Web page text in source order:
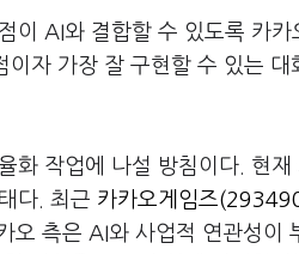
이 AI와 결합할 수 있도록 카카
이자 가장 잘 구현할 수 있는
화 작업에 나설 방침이다. 현
다. 최근 카카오게임즈
오 측은 AI와 사업적 연관성이